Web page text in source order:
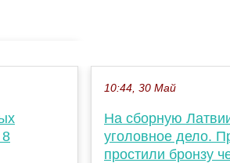
10:44, 30 Май
На сборную
уголовное дело.
простили бронзу